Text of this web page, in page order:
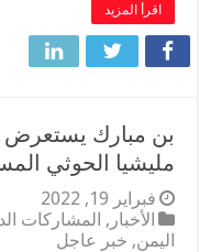
اقرأ المزيد
بن مبارك يستعرض
مليشيا الحوثي
فبراير 19, 2022
الأخبار , المشاركات
اليمن, خبر عاجل